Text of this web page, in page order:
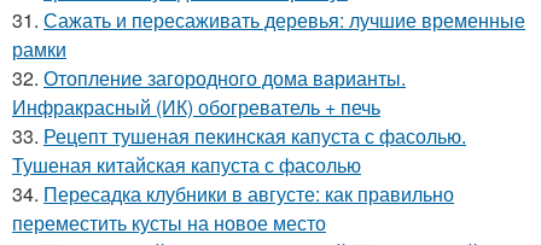
31. Сажать и пересаживать деревья: лучшие временные
рамки
32. Отопление загородного дома варианты.
Инфракрасный (ИК) обогреватель + печь
33. Рецепт тушеная пекинская капуста с фасолью.
Тушеная китайская капуста с фасолью
34. Пересадка клубники в августе: как правильно
переместить кусты на новое место